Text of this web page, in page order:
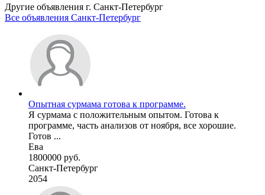
Другие объявления г. Санкт-Петербург
Все объявления Санкт-Петербург
Опытная сурмама готова к программе.
Я сурмама с положительным опытом. Готова к
программе, часть анализов от ноября, все хорошие.
Готов ...
Ева
1800000 руб.
Санкт-Петербург
2054